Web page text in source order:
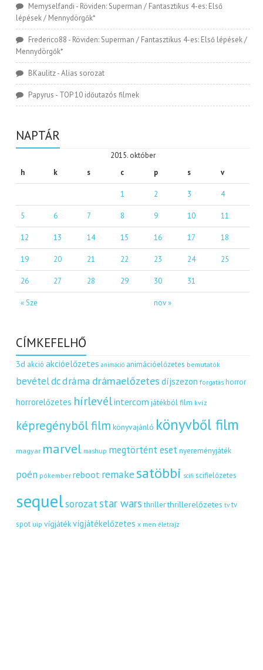
Memyselfandi - Röviden: Superman / Fantasztikus 4-es: Első
lépések / Mennydörgők*
Frederico88 - Röviden: Superman / Fantasztikus 4-es: Első lépések /
Mennydörgők*
BKaulitz-Alias sorozat
Papyrus - TOP 10 időutazós filmek
NAPTÁR
2015. október
h
k s c p s v
« Sze nov »
1 2 3 4
5 6 7 8 9 10 11
12 13 14 15 16 17 18
19 20 21 22 23 24 25
26 27 28 29 30 31
CÍMKEFELHŐ
3d akció akcióelőzetes animáció animációelőzetes bemutatók
bevételdcdráma drámaelőzetes díjszezon forgatás horror
horrorelőzetes hírlevélintercom játékból film kvíz
képregényből film könyvajánló könyvből film
magyar marvel mashup megtörtént eset nyereményjáték
poén pókember reboot remakesatöbbi scifi scifielőzetes
sequelsorozat star wars thriller thrillerelőzetes tv tv
spot uip vígjátékvígjátékelőzetes x men életrajz